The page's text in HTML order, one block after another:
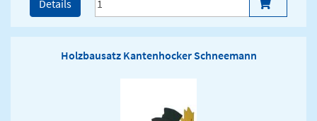
Details
Holzbausatz Kantenhocker Schneemann